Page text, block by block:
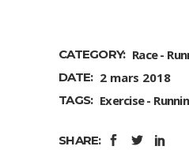
CATEGORY: Race
DATE: 2 mars 2018
TAGS: Exercise
SHARE: